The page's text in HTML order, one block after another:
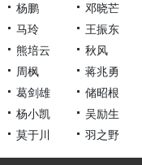
杨鹏
邓晓芒
马玲
王振东
熊培云
秋风
周枫
蒋兆勇
葛剑雄
储昭根
杨小凯
吴励生
莫于川
羽之野